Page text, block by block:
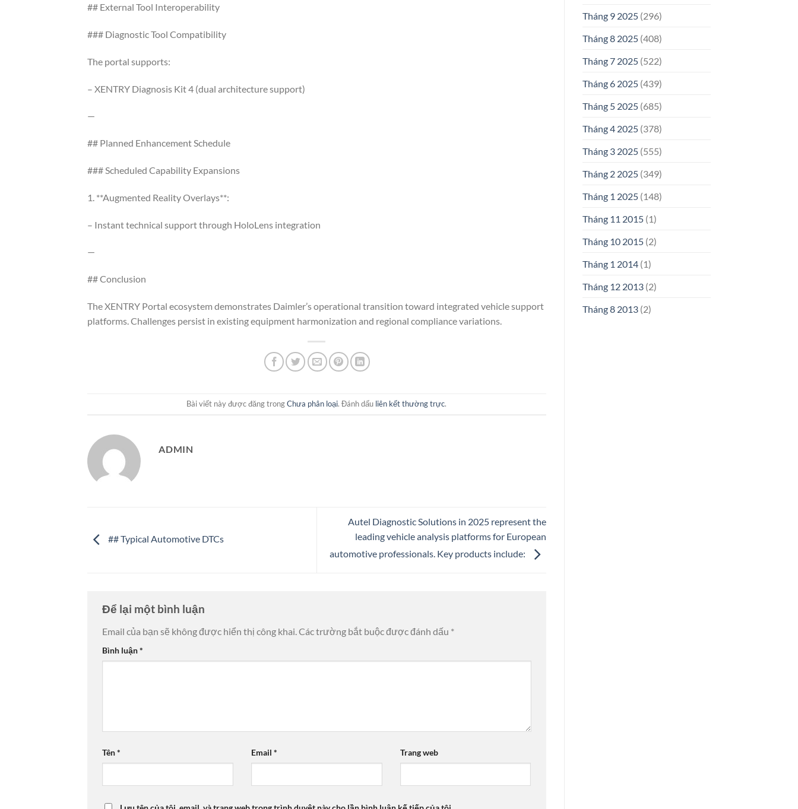
## External Tool Interoperability
### Diagnostic Tool Compatibility
The portal supports:
– XENTRY Diagnosis Kit 4 (dual architecture support)
—
## Planned Enhancement Schedule
### Scheduled Capability Expansions
1. **Augmented Reality Overlays**:
– Instant technical support through HoloLens integration
—
## Conclusion
The XENTRY Portal ecosystem demonstrates Daimler’s operational transition toward integrated vehicle support
platforms. Challenges persist in existing equipment harmonization and regional compliance variations.
Bài viết này được đăng trongChưa phân loại. Đánh dấu liên kết thường trực.
ADMIN
## Typical Automotive DTCs
Autel Diagnostic Solutions in 2025 represent the
leading vehicle analysis platforms for European
automotive professionals. Key products include:
Để lại một bình luận
Email của bạn sẽ không được hiển thị công khai.Các trường bắt buộc được đánh dấu *
Bình luận*
Tên* Email * Trang web
Tháng 9 2025(296)
Tháng 8 2025(408)
Tháng 7 2025(522)
Tháng 6 2025(439)
Tháng 5 2025(685)
Tháng 4 2025(378)
Tháng 3 2025(555)
Tháng 2 2025(349)
Tháng 1 2025(148)
Tháng 11 2015(1)
Tháng 10 2015(2)
Tháng 1 2014(1)
Tháng 12 2013(2)
Tháng 8 2013(2)